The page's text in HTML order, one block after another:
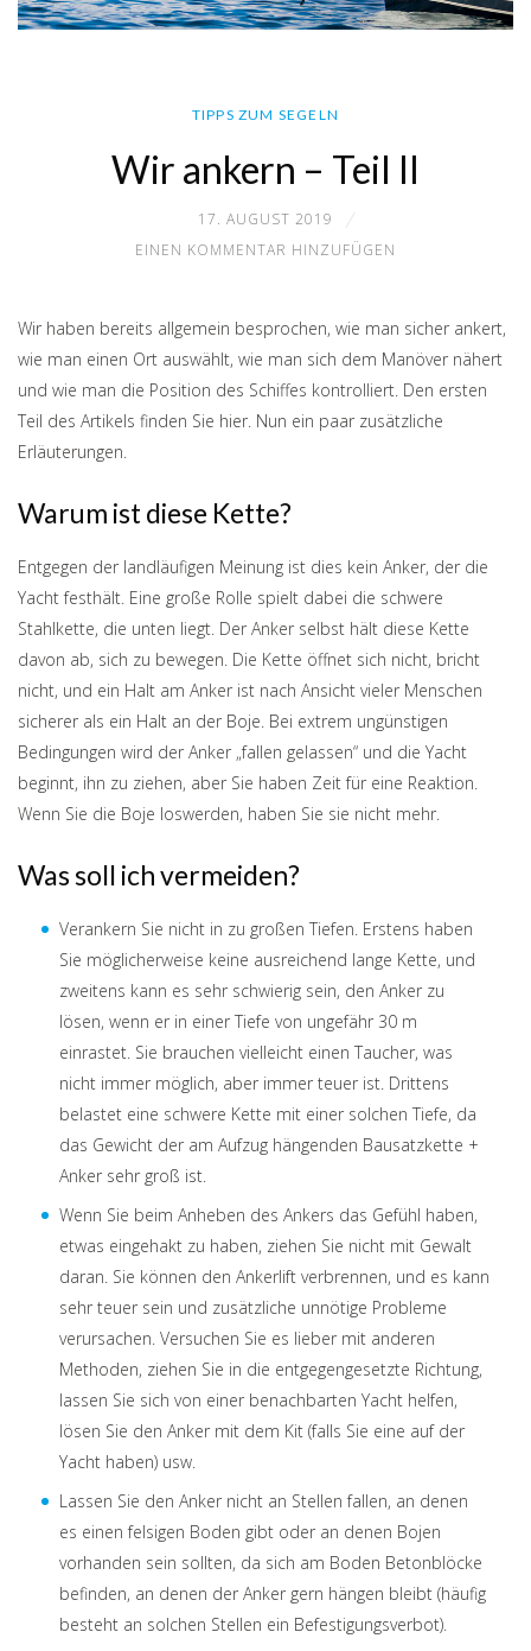
TIPPS ZUM SEGELN
Wir ankern – Teil II
17. AUGUST 2019
EINEN KOMMENTAR HINZUFÜGEN
Wir haben bereits allgemein besprochen, wie man sicher ankert,
wie man einen Ort auswählt, wie man sich dem Manöver nähert
und wie man die Position des Schiffes kontrolliert. Den ersten
Teil des Artikels finden Sie hier. Nun ein paar zusätzliche
Erläuterungen.
Warum ist diese Kette?
Entgegen der landläufigen Meinung ist dies kein Anker, der die
Yacht festhält. Eine große Rolle spielt dabei die schwere
Stahlkette, die unten liegt. Der Anker selbst hält diese Kette
davon ab, sich zu bewegen. Die Kette öffnet sich nicht, bricht
nicht, und ein Halt am Anker ist nach Ansicht vieler Menschen
sicherer als ein Halt an der Boje. Bei extrem ungünstigen
Bedingungen wird der Anker „fallen gelassen“ und die Yacht
beginnt, ihn zu ziehen, aber Sie haben Zeit für eine Reaktion.
Wenn Sie die Boje loswerden, haben Sie sie nicht mehr.
Was soll ich vermeiden?
Verankern Sie nicht in zu großen Tiefen. Erstens haben
Sie möglicherweise keine ausreichend lange Kette, und
zweitens kann es sehr schwierig sein, den Anker zu
lösen, wenn er in einer Tiefe von ungefähr 30 m
einrastet. Sie brauchen vielleicht einen Taucher, was
nicht immer möglich, aber immer teuer ist. Drittens
belastet eine schwere Kette mit einer solchen Tiefe, da
das Gewicht der am Aufzug hängenden Bausatzkette +
Anker sehr groß ist.
Wenn Sie beim Anheben des Ankers das Gefühl haben,
etwas eingehakt zu haben, ziehen Sie nicht mit Gewalt
daran. Sie können den Ankerlift verbrennen, und es kann
sehr teuer sein und zusätzliche unnötige Probleme
verursachen. Versuchen Sie es lieber mit anderen
Methoden, ziehen Sie in die entgegengesetzte Richtung,
lassen Sie sich von einer benachbarten Yacht helfen,
lösen Sie den Anker mit dem Kit (falls Sie eine auf der
Yacht haben) usw.
Lassen Sie den Anker nicht an Stellen fallen, an denen
es einen felsigen Boden gibt oder an denen Bojen
vorhanden sein sollten, da sich am Boden Betonblöcke
befinden, an denen der Anker gern hängen bleibt (häufig
besteht an solchen Stellen ein Befestigungsverbot).